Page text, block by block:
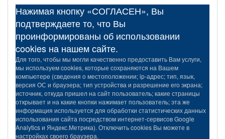
Нажимая кнопку «СОГЛАСЕН», Вы
подтверждаете то, что Вы
проинформированы об использовании
cookies на нашем сайте.
Для того, чтобы мы могли качественно предоставить Вам услуги,
мы используем cookies, которые сохраняются на Вашем
компьютере (сведения о местоположении; ip-адрес; тип, язык,
версия ОС и браузера; тип устройства и разрешение его экрана;
источник, откуда пришел на сайт пользователь; какие страницы
открывает и на какие кнопки нажимает пользователь; эта же
информация используется для обработки статистических данных
использования сайта посредством интернет-сервисов Google
Analytics и Яндекс.Метрика). Отключить cookies Вы можете в
настройках своего браузера.